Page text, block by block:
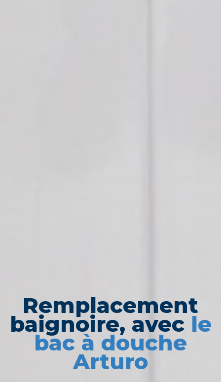
Remplacement
baignoire, avec le
bac à douche
Arturo